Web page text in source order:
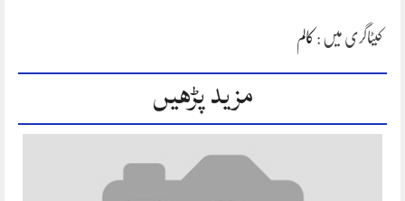
کیٹاگری میں : کالم
مزید پڑھیں